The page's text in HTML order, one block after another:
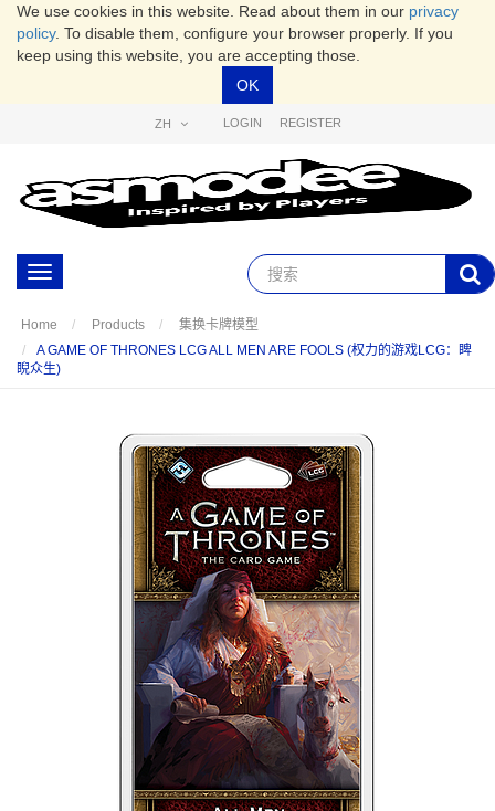
We use cookies in this website. Read about them in our privacy
policy. To disable them, configure your browser properly. If you
keep using this website, you are accepting those.
OK
ZH LOGIN REGISTER
Toggle
navigation
Home Products
集换卡牌模型
A GAME OF THRONES LCG ALL MEN ARE FOOLS (权力的游戏LCG：睥
睨众生)